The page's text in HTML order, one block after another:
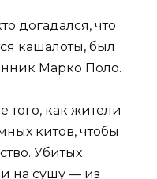
догадался, что
кашалоты, был
Марко Поло.
того, как жители
китов, чтобы
Убитых
на сушу — из